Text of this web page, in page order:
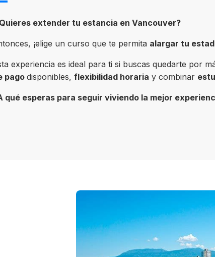
extender tu estancia en Vancouver?
¡elige un curso que te permita alargar tu
experiencia es ideal para ti si buscas quedarte por
pagodisponibles, flexibilidad horaria y combinar
qué esperas para seguir viviendo la mejor